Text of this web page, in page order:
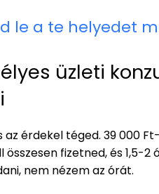
le a te helyedet
üzleti
az érdekel téged. 39 000
fizetned, és 1,5-
nem nézem az órát.